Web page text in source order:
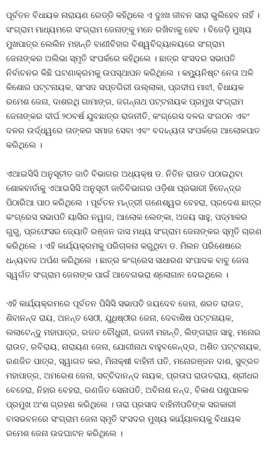
ପୂର୍ବତନ ବିଧାୟକ ନାରାୟଣ ରେଡ୍ଡି କହିଥିଲେ ଏ ଦୁଃଖ ଜୀବନ ସାରା ଭୁଲିହେବ ନାହିଁ ।
ସଂଗ୍ରାମ ମାଧ୍ୟମରେ ସଂଗ୍ରାମ ଜେନାଙ୍କୁ ମନେ ରଖିବାକୁ ହେବ । ବିଜେଡ଼ି ମୁଖ୍ୟ
ମୁଖପାତ୍ର ଲେଲିନ ମହାନ୍ତି ବାଣୀବିହାର ବିଶ୍ୱବିଦ୍ୟାଳୟରେ ସଂଗ୍ରାମ
ଜେନାଙ୍କର ଅଲିଭା ସ୍ମୃତି ସଂପର୍କରେ କହିଥିଲେ । ଛାତ୍ର ସଂସଦର ସଭାପତି
ନିର୍ବାଚନର କିଛି ଘଟଣାକ୍ରମକୁ ଉପସ୍ଥାପନ କରିଥିଲେ । କମ୍ୟୁନିଷ୍ଟ ନେତା ଅଳି
କିଶୋର ପଟ୍ଟନାୟକ, ସାଂସଦ ସପ୍ତଗିରୀ ଉଲ୍ଲାକା, ପ୍ରଦୀପ ମାଝୀ, ବିଧାୟକ
ରମେଶ ଜେନା, ଦାଶରଥି ଗାମାଙ୍ଗ, ଜଗନ୍ନାଥ ପଟ୍ଟନାୟକ ପ୍ରମୁଖ ସଂଗ୍ରାମ
ଜେନାଙ୍କର ଦୀର୍ଘ ୨୦ବର୍ଷ ଯୁବଛାତ୍ର ରାଜନୀତି, କଂଗ୍ରେସ ଦଳର ସଂଗଠନ ଏବଂ
ଦଳର ଉର୍ଦ୍ଧ୍ୱରେ ତାଙ୍କର ସମାଜ ସେବା ଏବଂ ବଦାନ୍ୟତା ସଂପର୍କରେ ଆଲୋକପାତ
କରିଥିଲେ ।
ଏଆଇସିସି ଅନୁସୂଚୀତ ଜାତି ବିଭାଗର ଅଧ୍ୟକ୍ଷ ଡ. ନିତିନ ରାଉତ ପଠାଇଥିବା
ଶୋକବାର୍ତାକୁ ଏଆଇସିସି ଅନୁସୂଚୀ ଜାତିବିଭାଗର ଓଡ଼ିଶା ପ୍ରଭାରୀ ହିତେନ୍ଦ୍ର
ପିଠାରିଆ ପାଠ କରିଥିଲେ । ପୂର୍ବତନ ମନ୍ତ୍ରୀ ଗଣେଶ୍ୱର ବେହରା, ପ୍ରଦେଶ ଛାତ୍ର
କଂଗ୍ରେସ ସଭାପତି ୟାସିର ନୱାଜ, ଆଲୋକ ଲେଙ୍କା, ଅଜୟ ସାହୁ, ପଦ୍ମାକର
ଗୁରୁ, ପ୍ରଫେସର ଜ୍ୟୋତି ରଞ୍ଜନ ଦାସ ମଧ୍ୟ ସଂଗ୍ରାମ ଜେନାଙ୍କର ସ୍ମୃତି ଚାରଣ
କରିଥିଲେ । ଏହି କାର୍ଯ୍ୟକ୍ରମକୁ ପରିଚାଳନା କରୁଥିବା ଡ. ମିଲନ ପରିଶେଷରେ
ଧନ୍ୟବାଦ ଅର୍ପଣ କରିଥିଲେ । ଛାତ୍ର କଂଗ୍ରେସ ସାଧାରଣ ସଂପାଦକ ବାବୁ ଜେନା
ସ୍ୱର୍ଗତ ସଂଗ୍ରାମ ଜେନାଙ୍କ ପାଇଁ ଆବେଗଭରା ଶ୍ଲୋଗାନ ଦେଇଥିଲେ ।
ଏହି କାର୍ଯ୍ୟକ୍ରମରେ ପୂର୍ବତନ ପିସିସି ସଭାପତି ଜୟଦେବ ଜେନା, ଶରତ ରାଉତ,
ଶିବାନନ୍ଦ ରାୟ, ଅନନ୍ତ ସେଠୀ, ଯୁଧିଷ୍ଠୀର ଜେନା, ଦେବାଶିଷ ପଟ୍ଟନାୟକ,
ଲଲାଟେନ୍ଦୁ ମହାପାତ୍ର, ରଜତ ଚୌଧୁରୀ, ରଜନୀ ମହାନ୍ତି, ଲିଙ୍ଗରାଜ ସାହୁ, ମନୋର
ରାଉତ, ରବିରାୟ, ନାରାୟଣ ଜେନା, ଯୋଗୀନାଥ ବାହୁବଳେନ୍ଦ୍ର, ଅଶିତ ପଟ୍ଟନାୟକ,
ରଣଜିତ ପାତ୍ର, ସ୍ୱାଗତ କର, ମିନାକ୍ଷୀ ବାହିନୀ ପତି, ମନୋରଞ୍ଜନ ଦାଶ, ସୁବ୍ରତ
ମହାପାତ୍ର, ଅମରେଶ ଜେନା, ସଚ୍ଚିଦାନନ୍ଦ ନାୟକ, ପ୍ରତାପ ରାଉତରାୟ, ଶ୍ରୀଧର
ବେହେରା, ନିହାର ବେହରା, ରଣଜିତ ସେନାପତି, ଅବିନାଶ ନନ୍ଦ, ବିକାଶ ପଶୁପାଳକ
ପ୍ରମୁଖ ଅଂଶ ଗ୍ରହଣ କରିଥିଲେ । ତାରା ପ୍ରସାଦ ବାହିନୀପତିଙ୍କ ସରକାରୀ
ବାସଭବନରେ ସଂଗ୍ରାମ ଜେନା ସ୍ମୃତି ସଂସଦର ମୁଖ୍ୟ କାର୍ଯ୍ୟାଳୟକୁ ବିଧାୟକ
ରମେଶ ଜେନା ଉଦଘାଟନ କରିଥିଲେ ।